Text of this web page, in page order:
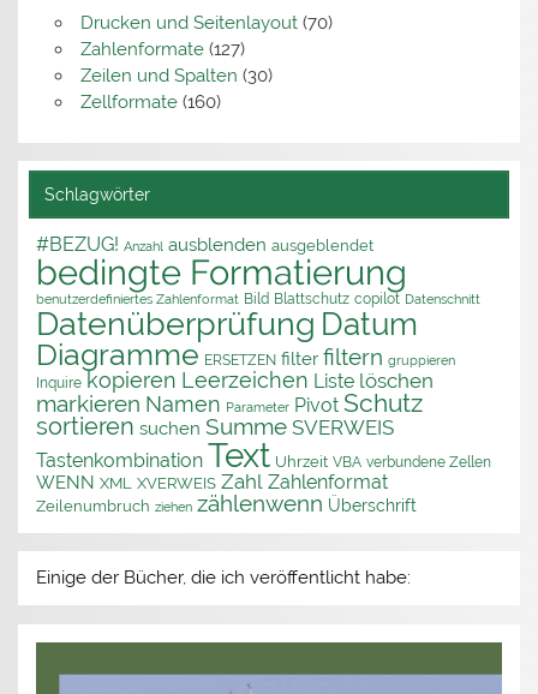
Drucken und Seitenlayout(70)
Zahlenformate(127)
Zeilen und Spalten (30)
Zellformate(160)
Schlagwörter
#BEZUG! Anzahl ausblenden ausgeblendet
bedingte Formatierung
benutzerdefiniertes Zahlenformat Bild Blattschutz copilot Datenschnitt
Datenüberprüfung Datum
Diagramme ERSETZEN filter filtern gruppieren
Inquire kopieren Leerzeichen Liste löschen
markieren Namen Parameter Pivot Schutz
sortieren suchen Summe SVERWEIS
Tastenkombination Text Uhrzeit VBA verbundene Zellen
WENN XML XVERWEIS Zahl Zahlenformat
Zeilenumbruch ziehen zählenwenn Überschrift
Einige der Bücher, die ich veröffentlicht habe: